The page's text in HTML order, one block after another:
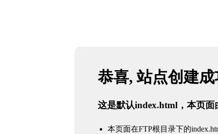
恭喜, 站点创建
这是默认index.html，本页面
本页面在FTP根目录下的